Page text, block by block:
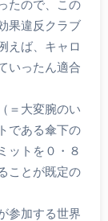
たので、この
果違反クラブ
えば、キャロ
いったん適合
＝大変腕のい
である傘下の
ットを０・８
ことが既定の
参加する世界